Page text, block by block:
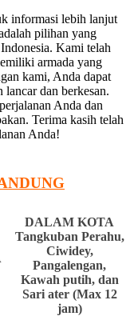
informasi lebih lanjut
pilihan yang
Kami telah
armada yang
kami, Anda dapat
dan berkesan.
Anda dan
Terima kasih telah
Anda!
DALAM KOTA
Tangkuban Perahu,
Ciwidey,
Pangalengan,
Kawah putih, dan
Sari ater (Max 12
jam)